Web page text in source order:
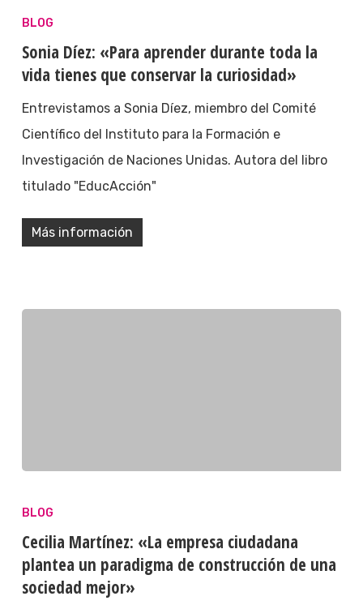
BLOG
Sonia Díez: «Para aprender durante toda la
vida tienes que conservar la curiosidad»
Entrevistamos a Sonia Díez, miembro del Comité
Científico del Instituto para la Formación e
Investigación de Naciones Unidas. Autora del libro
titulado "EducAcción"
Más información
BLOG
Cecilia Martínez: «La empresa ciudadana
plantea un paradigma de construcción de una
sociedad mejor»